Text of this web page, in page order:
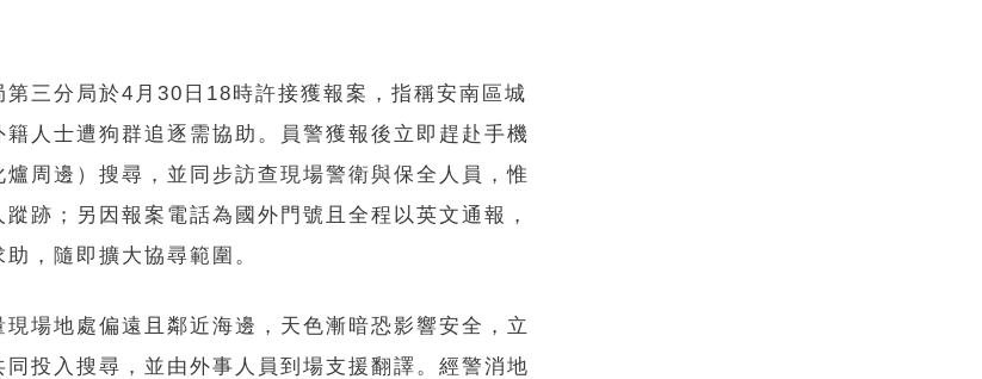
第三分局於4月30日18時許接獲報案，指稱安南區城
籍人士遭狗群追逐需協助。員警獲報後立即趕赴手機
爐周邊）搜尋，並同步訪查現場警衛與保全人員，惟
跡；另因報案電話為國外門號且全程以英文通報，
，隨即擴大協尋範圍。
場地處偏遠且鄰近海邊，天色漸暗恐影響安全，立
同投入搜尋，並由外事人員到場支援翻譯。經警消地